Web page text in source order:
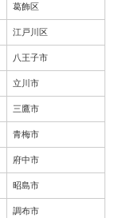
葛飾区
江戸川区
八王子市
立川市
三鷹市
青梅市
府中市
昭島市
調布市